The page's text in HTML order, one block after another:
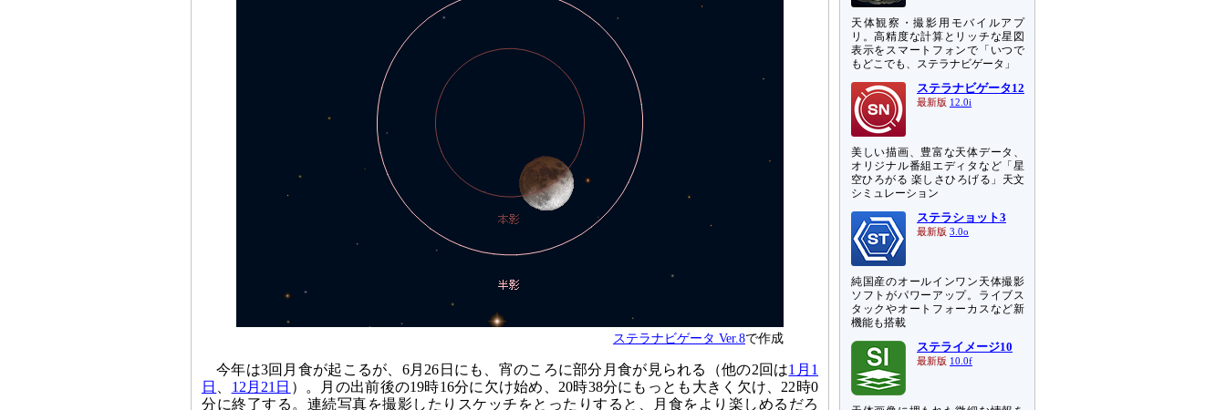
ステラナビゲータ Ver.8で作成
今年は3回月食が起こるが、6月26日にも、宵のころに部分月食が見られる（他の2回は1月1
日
12月21日 ）。月の出前後の19時16分に欠け始め、20時38分にもっとも大きく欠け、22時0
分に終了する。連続写真を撮影したりスケッチをとったりすると、月食をより楽しめるだろ
天体観察・撮影用モバイルアプ
リ。高精度な計算とリッチな星図
表示をスマートフォンで「いつで
もどこでも、ステラナビゲータ」
ステラナビゲータ12
最新版 12.0i
美しい描画、豊富な天体データ、
オリジナル番組エディタなど「星
空ひろがる 楽しさひろげる」天文
シミュレーション
ステラショット3
最新版 3.0o
純国産のオールインワン天体撮影
ソフトがパワーアップ。ライブス
タックやオートフォーカスなど新
機能も搭載
ステライメージ10
最新版 10.0f